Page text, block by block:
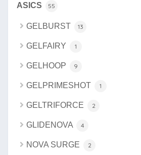
ASICS 55
GELBURST 13
GELFAIRY 1
GELHOOP 9
GELPRIMESHOT 1
GELTRIFORCE 2
GLIDENOVA 4
NOVA SURGE 2